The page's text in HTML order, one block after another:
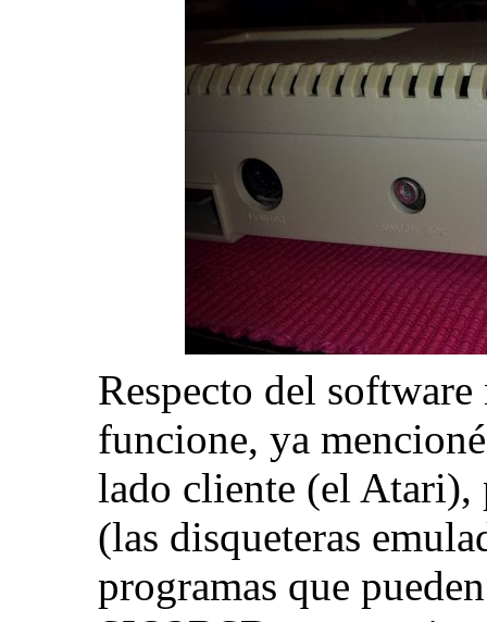
Respecto del
funcione, ya
lado cliente (el Atari),
(las disqueteras
programas que